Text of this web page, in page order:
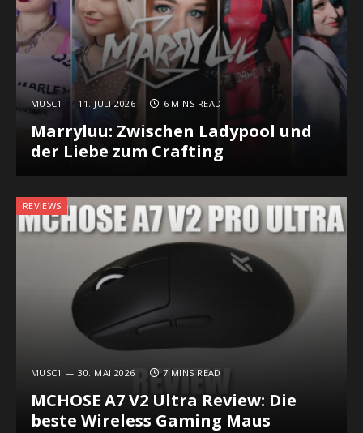
MUSC1 11. JULI 2026 6 MINS READ
Marryluu: Zwischen Ladypool und
der Liebe zum Crafting
REVIEWS
MUSC1 30. MAI 2026 7 MINS READ
MCHOSE A7 V2 Ultra Review: Die
beste Wireless Gaming Maus